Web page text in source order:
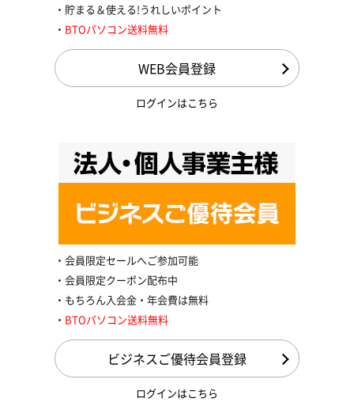
貯まる＆使える!うれしいポイント
BTOパソコン送料無料
WEB会員登録
ログインはこちら
会員限定セールへご参加可能
会員限定クーポン配布中
もちろん入会金・年会費は無料
BTOパソコン送料無料
ビジネスご優待会員登録
ログインはこちら